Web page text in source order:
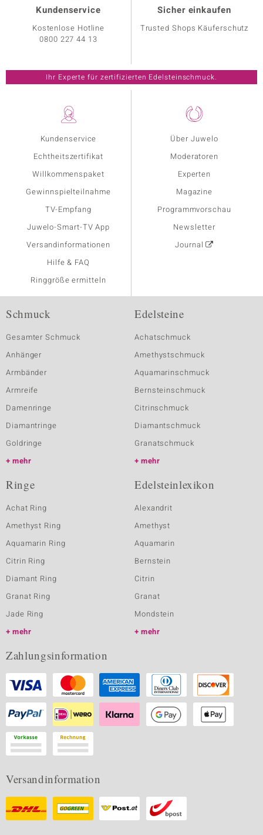
Kundenservice
Echtheitszertifikat
Willkommenspaket
Gewinnspielteilnahme
TV-Empfang
Juwelo-Smart-TV App
Versandinformationen
Hilfe & FAQ
Ringgröße ermitteln
Über Juwelo
Moderatoren
Experten
Magazine
Programmvorschau
Newsletter
Journal
Kundenservice
Kostenlose Hotline
0800 227 44 13
Sicher einkaufen
Trusted Shops Käuferschutz
Ihr Experte für zertifizierten Edelsteinschmuck.
Schmuck
Gesamter Schmuck
Anhänger
Armbänder
Armreife
Damenringe
Diamantringe
Goldringe
mehr
Edelsteine
Achatschmuck
Amethystschmuck
Aquamarinschmuck
Bernsteinschmuck
Citrinschmuck
Diamantschmuck
Granatschmuck
mehr
Ringe
Achat Ring
Amethyst Ring
Aquamarin Ring
Citrin Ring
Diamant Ring
Granat Ring
Jade Ring
mehr
Edelsteinlexikon
Alexandrit
Amethyst
Aquamarin
Bernstein
Citrin
Granat
Mondstein
mehr
Zahlungsinformation
Versandinformation